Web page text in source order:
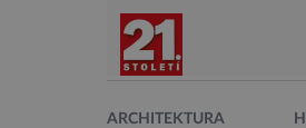
ARCHITEKTURA